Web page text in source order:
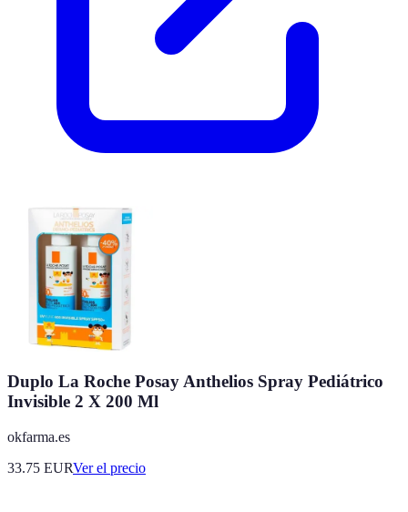
Duplo La Roche Posay Anthelios Spray Pediátrico
Invisible 2 X 200 Ml
okfarma.es
33.75 EURVer el precio